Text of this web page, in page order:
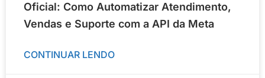
Oficial: Como Automatizar Atendimento,
Vendas e Suporte com a API da Meta
CONTINUAR LENDO